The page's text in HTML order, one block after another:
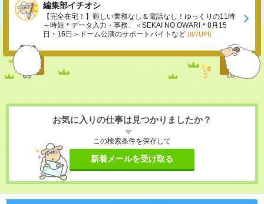
編集部イチオシ
【完全在宅！】難しい業務なし＆電話なし！ゆっくりの11時
～時短＊データ入力・事務、＜SEKAI NO OWARI＊8月15
日・16日＞ドーム公演のサポートバイトなど (8/7UP!)
お気に入りの仕事は見つかりましたか？
この検索条件を保存して
新着メールを受け取る